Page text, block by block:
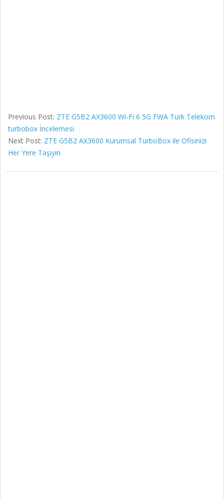
Previous Post: ZTE G5B2 AX3600 Wi-Fi 6 5G FWA Türk Telekom
turbobox İncelemesi
Next Post: ZTE G5B2 AX3600 Kurumsal TurboBox ile Ofisinizi
Her Yere Taşıyın